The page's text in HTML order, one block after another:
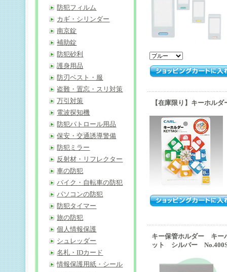
【在庫限り】キーホル
キー保管ホルダー キー
ット シルバー
防犯フィルム
カギ・シリンダー
南京錠
補助錠
防犯砂利
護身用品
防刃ベスト・服
盗難・置忘・スリ対策
万引対策
電波探知機
防犯パトロール用品
保安・交通誘導警備
防犯ミラー
反射材・リフレクター
車の防犯
バイク・自転車の防犯
パソコンの防犯
防犯タイマー
旅の防犯
個人情報保護
シュレッダー
名札・IDカード
情報保護用紙・シール